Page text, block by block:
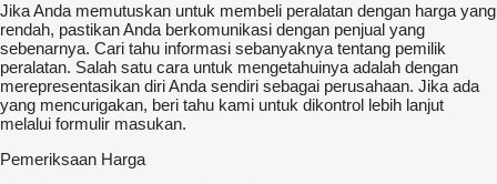
Jika Anda memutuskan untuk membeli peralatan dengan harga yang
rendah, pastikan Anda berkomunikasi dengan penjual yang
sebenarnya. Cari tahu informasi sebanyaknya tentang pemilik
peralatan. Salah satu cara untuk mengetahuinya adalah dengan
merepresentasikan diri Anda sendiri sebagai perusahaan. Jika ada
yang mencurigakan, beri tahu kami untuk dikontrol lebih lanjut
melalui formulir masukan.
Pemeriksaan Harga